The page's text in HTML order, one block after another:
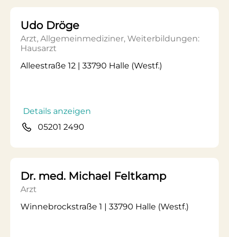
Udo Dröge
Arzt, Allgemeinmediziner, Weiterbildungen:
Hausarzt
Alleestraße 12 | 33790 Halle (Westf.)
Details anzeigen
05201 2490
Dr. med. Michael Feltkamp
Arzt
Winnebrockstraße 1 | 33790 Halle (Westf.)